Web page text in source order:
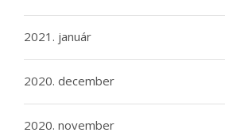
2021. január
2020. december
2020. november